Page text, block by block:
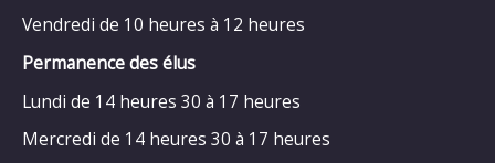
Vendredi de 10 heures à 12 heures
Permanence des élus
Lundi de 14 heures 30 à 17 heures
Mercredi de 14 heures 30 à 17 heures